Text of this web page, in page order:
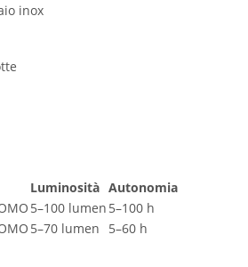
inox
Luminosità Autonomia
5–100 lumen 5–100 h
5–70 lumen 5–60 h